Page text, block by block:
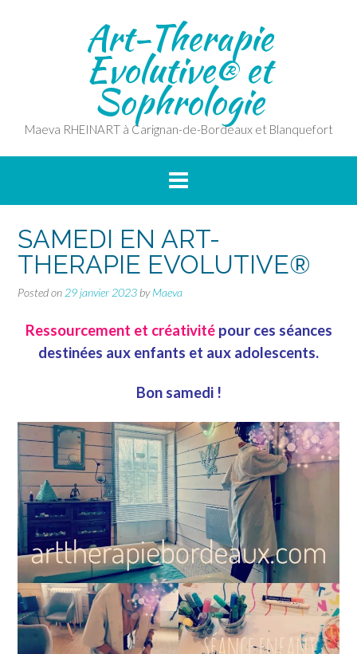
Art-Therapie
Evolutive® et
Sophrologie
Maeva RHEINART à Carignan-de-Bordeaux et Blanquefort
SAMEDI EN ART-
THERAPIE EVOLUTIVE®
Posted on 29 janvier 2023 byMaeva
Ressourcement et créativitépour ces séances
destinées aux enfants et aux adolescents.
Bon samedi !